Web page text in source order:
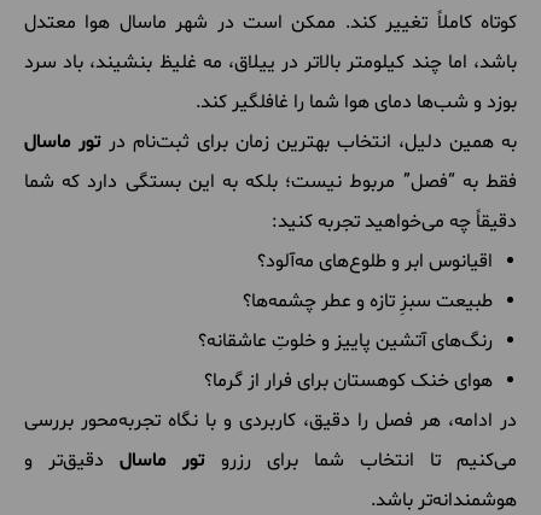
کوتاه کاملاً تغییر کند. ممکن است در شهر ماسال هوا معتدل
باشد، اما چند کیلومتر بالاتر در ییلاق، مه غلیظ بنشیند، باد سرد
بوزد و شب‌ها دمای هوا شما را غافلگیر کند.
به همین دلیل، انتخاب بهترین زمان برای ثبت‌نام در تور ماسال
فقط به “فصل” مربوط نیست؛ بلکه به این بستگی دارد که شما
دقیقاً چه می‌خواهید تجربه کنید:
اقیانوس ابر و طلوع‌های مه‌آلود؟
طبیعت سبزِ تازه و عطر چشمه‌ها؟
رنگ‌های آتشین پاییز و خلوتِ عاشقانه؟
هوای خنک کوهستان برای فرار از گرما؟
در ادامه، هر فصل را دقیق، کاربردی و با نگاه تجربه‌محور بررسی
می‌کنیم تا انتخاب شما برای رزرو تور ماسال دقیق‌تر و
هوشمندانه‌تر باشد.